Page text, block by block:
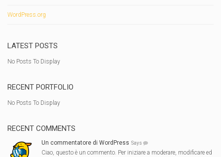
WordPress.org
LATEST POSTS
No Posts To Display
RECENT PORTFOLIO
No Posts To Display
RECENT COMMENTS
Un commentatore di WordPress Says
Ciao, questo è un commento. Per iniziare a moderare, modificare ed